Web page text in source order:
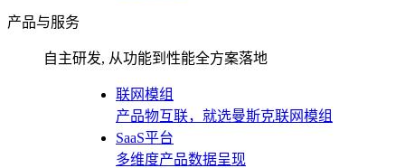
产品与服务
自主研发, 从功能到性能全方案落地
联网模组
产品物互联，就选曼斯克联网模组
SaaS平台
多维度产品数据呈现